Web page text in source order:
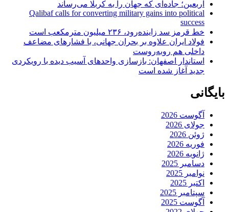
اربعین؛ جاده‌ای که جهان را به کربلا می‌رساند
Qalibaf calls for converting military gains into political
success
خط قرمز سد زاینده‌رود، ۲۳۶ میلیون مترمکعب است
فولاد ایران علاوه بر بحران جهانی، با فشارهای مضاعف
داخلی هم روبه‌روست
استاندار اصفهان: بازسازی واحدهای آسیب دیده با رویکردی
جدید آغاز شده است
بایگانی
آگوست 2026
جولای 2026
ژوئن 2026
فوریه 2026
ژانویه 2026
دسامبر 2025
نوامبر 2025
اکتبر 2025
سپتامبر 2025
آگوست 2025